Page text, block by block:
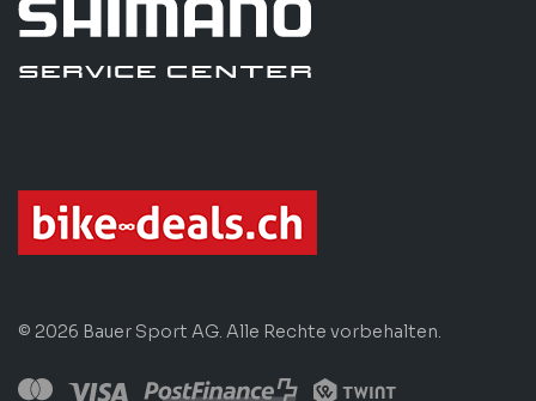
© 2026 Bauer Sport AG. Alle Rechte vorbehalten.